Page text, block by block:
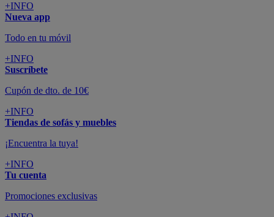
+INFO
Nueva app
Todo en tu móvil
+INFO
Suscríbete
Cupón de dto. de 10€
+INFO
Tiendas de sofás y muebles
¡Encuentra la tuya!
+INFO
Tu cuenta
Promociones exclusivas